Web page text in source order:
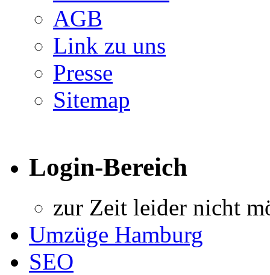
AGB
Link zu uns
Presse
Sitemap
Login-Bereich
zur Zeit leider nicht
Umzüge Hamburg
SEO